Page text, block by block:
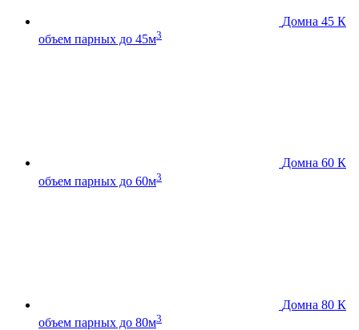
Домна 45 К
объем парных до 45м3
Домна 60 К
объем парных до 60м3
Домна 80 К
объем парных до 80м3